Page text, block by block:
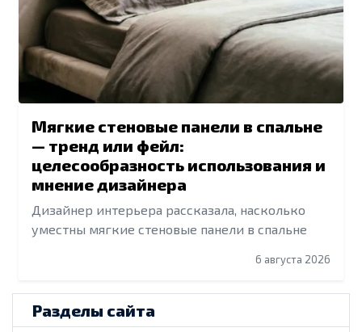
Мягкие стеновые панели в спальне
— тренд или фейл:
целесообразность использования и
мнение дизайнера
Дизайнер интерьера рассказала, насколько
уместны мягкие стеновые панели в спальне
6 августа 2026
Разделы сайта